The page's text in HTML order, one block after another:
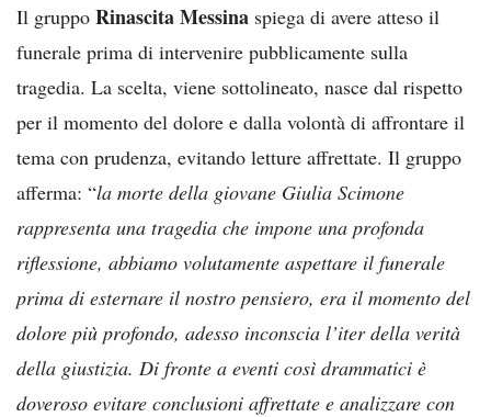
Il gruppo Rinascita Messina spiega di avere atteso il
funerale prima di intervenire pubblicamente sulla
tragedia. La scelta, viene sottolineato, nasce dal rispetto
per il momento del dolore e dalla volontà di affrontare il
tema con prudenza, evitando letture affrettate. Il gruppo
afferma: “la morte della giovane Giulia Scimone
rappresenta una tragedia che impone una profonda
riflessione, abbiamo volutamente aspettare il funerale
prima di esternare il nostro pensiero, era il momento del
dolore più profondo, adesso inconscia l’iter della verità
della giustizia. Di fronte a eventi così drammatici è
doveroso evitare conclusioni affrettate e analizzare con